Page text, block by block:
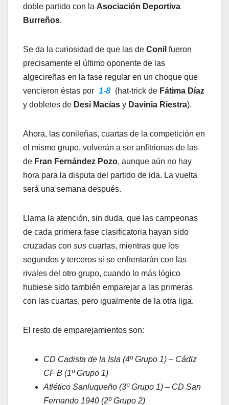
doble partido con la Asociación Deportiva
Burreños.
Se da la curiosidad de que las de Conil fueron
precisamente el último oponente de las
algecireñas en la fase regular en un choque que
vencieron éstas por 1-8 (hat-trick de Fátima Díaz
y dobletes de Desi Macías y Davinia Riestra).
Ahora, las conileñas, cuartas de la competición en
el mismo grupo, volverán a ser anfitrionas de las
de Fran Fernández Pozo, aunque aún no hay
hora para la disputa del partido de ida. La vuelta
será una semana después.
Llama la atención, sin duda, que las campeonas
de cada primera fase clasificatoria hayan sido
cruzadas con sus cuartas, mientras que los
segundos y terceros si se enfrentarán con las
rivales del otro grupo, cuando lo más lógico
hubiese sido también emparejar a las primeras
con las cuartas, pero igualmente de la otra liga.
El resto de emparejamientos son:
CD Cadista de la Isla (4º Grupo 1) – Cádiz
CF B (1º Grupo 1)
Atlético Sanluqueño (3º Grupo 1) – CD San
Fernando 1940 (2º Grupo 2)